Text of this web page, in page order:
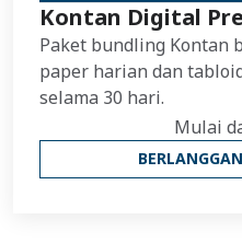
Kontan Digital
Paket bundling Kontan
paper harian dan
selama 30 hari.
Mulai